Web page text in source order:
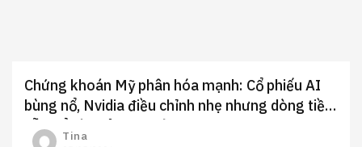
Chứng khoán Mỹ phân hóa mạnh: Cổ phiếu AI
bùng nổ, Nvidia điều chỉnh nhẹ nhưng dòng tiền
vẫn đổ vào công nghệ
Tina